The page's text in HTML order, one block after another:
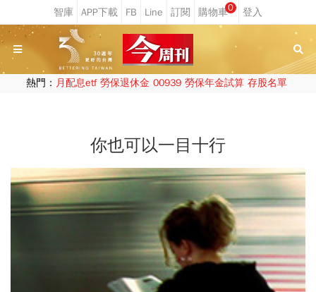
0
熱門： 月配息etf 勞保退休金 00939 勞保年金試算 存股名單
你也可以一目十行